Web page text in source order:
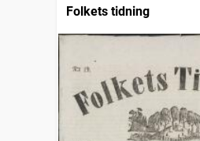
Folkets tidning